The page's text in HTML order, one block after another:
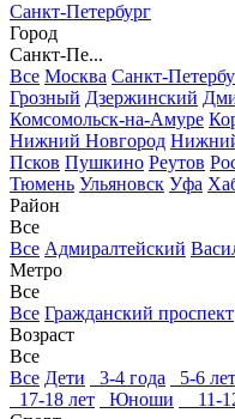
Санкт-Петербург
Город
Санкт-Пе...
Все Москва Санкт-
Грозный Дзержинский
Комсомольск-на-Амуре
Нижний Новгород
Псков Пушкино Реутов
Тюмень Ульяновск Уфа
Район
Все
Все Адмиралтейский
Метро
Все
Все Гражданский проспект
Возраст
Все
Все Дети 3-4 года 5-6 лет
17-18 лет
Юноши 11-